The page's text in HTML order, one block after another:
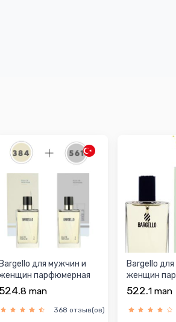
Bargello для мужчин и
парфюмерная
вода
524.8 man
368 отзыв(ов)
Bargello
женщин
вода
522.1 man